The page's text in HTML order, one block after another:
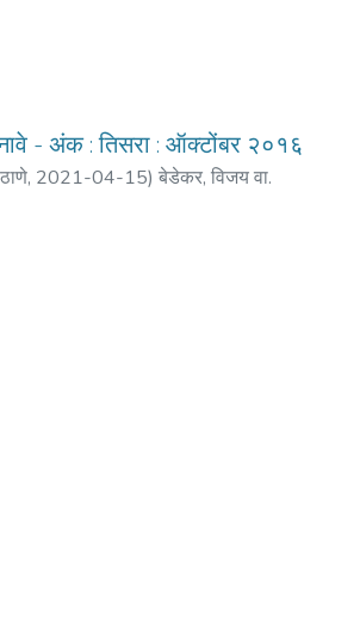
- अंक : तिसरा : ऑक्टोंबर २०१६
, 2021-04-15) बेडेकर, विजय वा.